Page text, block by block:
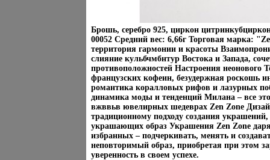
Брошь, серебро 925, циркон
00052 Средний вес: 6,66г Торговая марка:
территория гармонии и красоты
слияние кульбчмбнтур Востока и Запада,
противоположностей Настроения неонового
французских кофеин, безудержная роскошь
романтика коралловых рифов и лазурных
динамика моды и тенденций Милана – все
вжввьв ювелирных шедеврах Zen Zone
традиционному подходу создания украшений,
украшающих образ Украшения Zen Zone
избранных – подчеркивать, менять и
неповторимый образ, приобретая при этом
уверенность в своем успехе.